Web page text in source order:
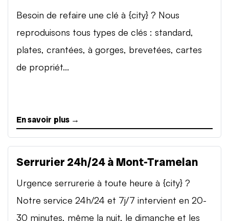
Besoin de refaire une clé à {city} ? Nous
reproduisons tous types de clés : standard,
plates, crantées, à gorges, brevetées, cartes
de propriét...
En savoir plus →
Serrurier 24h/24 à Mont-Tramelan
Urgence serrurerie à toute heure à {city} ?
Notre service 24h/24 et 7j/7 intervient en 20-
30 minutes, même la nuit, le dimanche et les